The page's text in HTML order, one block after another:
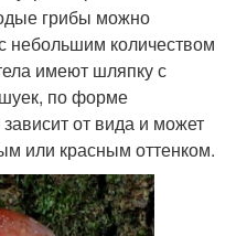
грибы можно
небольшим количеством
имеют шляпку с
по форме
от вида и может
или красным оттенком.